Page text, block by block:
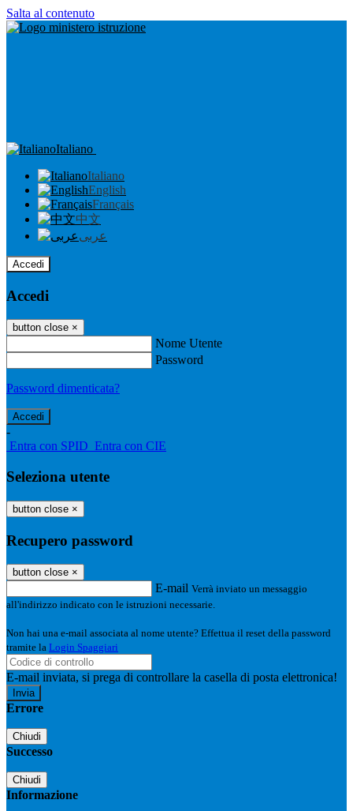
Salta al contenuto
Italiano
Italiano
English
Français
中文
عربى
Accedi
Accedi
button close ×
Nome Utente
Password
Password dimenticata?
-
Entra con SPID Entra con CIE
Seleziona utente
button close ×
Recupero password
button close ×
E-mail Verrà inviato un messaggio
all'indirizzo indicato con le istruzioni necessarie.
Non hai una e-mail associata al nome utente? Effettua il reset della password
tramite la Login Spaggiari
E-mail inviata, si prega di controllare la casella di posta elettronica!
Errore
Chiudi
Successo
Chiudi
Informazione